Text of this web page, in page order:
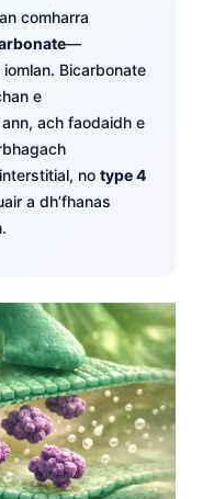
comharra
—
Bicarbonate
e
ach faodaidh e
no type 4
a dh’fhanas